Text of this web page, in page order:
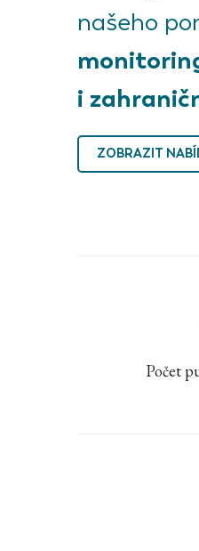
našeho
i
ZOBRAZIT
Počet